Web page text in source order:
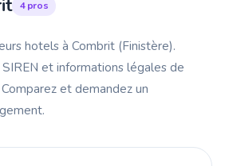
4 pros
hotels à Combrit (Finistère).
et informations légales de
et demandez un